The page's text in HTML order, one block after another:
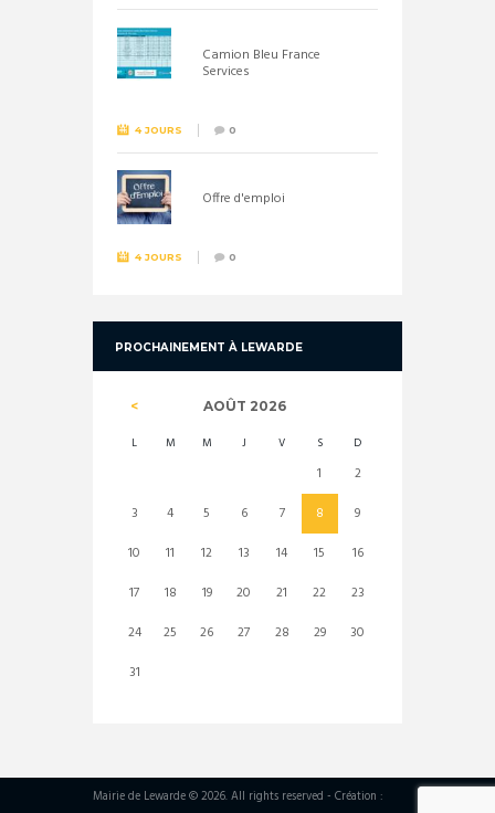
Camion Bleu France
Services
4 JOURS 0
Offre d'emploi
4 JOURS 0
PROCHAINEMENT À LEWARDE
AOÛT 2026
L M M J V S D
1
2
3
4 5 6 7 8
9
10
11 12 13 14 15
16
17
18 19 20 21 22
23
24
25 26 27 28 29
30
31
Mairie de Lewarde © 2026. All rights reserved - Création :